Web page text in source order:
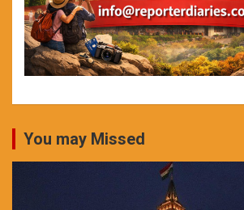
You may Missed